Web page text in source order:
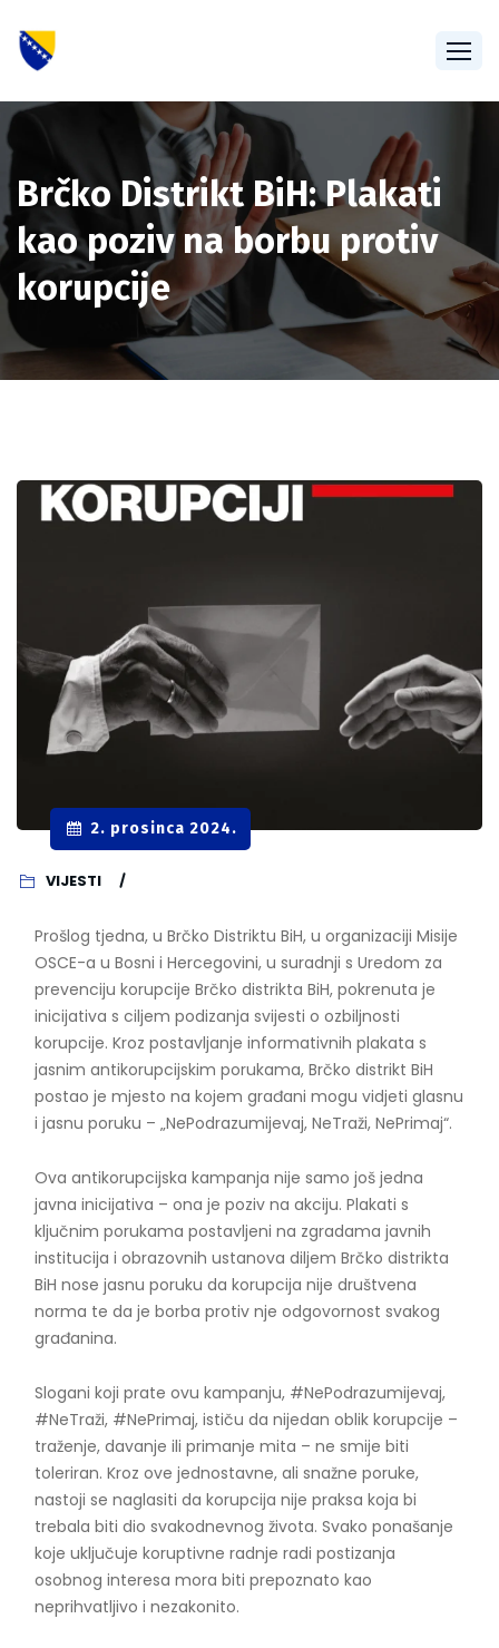
Brčko Distrikt BiH: Plakati
kao poziv na borbu protiv
korupcije
2. prosinca 2024.
VIJESTI
Prošlog tjedna, u Brčko Distriktu BiH, u organizaciji Misije
OSCE-a u Bosni i Hercegovini, u suradnji s Uredom za
prevenciju korupcije Brčko distrikta BiH, pokrenuta je
inicijativa s ciljem podizanja svijesti o ozbiljnosti
korupcije. Kroz postavljanje informativnih plakata s
jasnim antikorupcijskim porukama, Brčko distrikt BiH
postao je mjesto na kojem građani mogu vidjeti glasnu
i jasnu poruku – „NePodrazumijevaj, NeTraži, NePrimaj“.
Ova antikorupcijska kampanja nije samo još jedna
javna inicijativa – ona je poziv na akciju. Plakati s
ključnim porukama postavljeni na zgradama javnih
institucija i obrazovnih ustanova diljem Brčko distrikta
BiH nose jasnu poruku da korupcija nije društvena
norma te da je borba protiv nje odgovornost svakog
građanina.
Slogani koji prate ovu kampanju, #NePodrazumijevaj,
#NeTraži, #NePrimaj, ističu da nijedan oblik korupcije –
traženje, davanje ili primanje mita – ne smije biti
toleriran. Kroz ove jednostavne, ali snažne poruke,
nastoji se naglasiti da korupcija nije praksa koja bi
trebala biti dio svakodnevnog života. Svako ponašanje
koje uključuje koruptivne radnje radi postizanja
osobnog interesa mora biti prepoznato kao
neprihvatljivo i nezakonito.